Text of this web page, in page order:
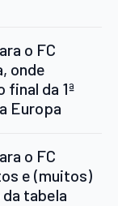
o FC
onde
final da 1ª
Europa
o FC
e (muitos)
tabela